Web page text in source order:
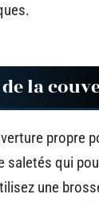
la
propre
saletés qui
une